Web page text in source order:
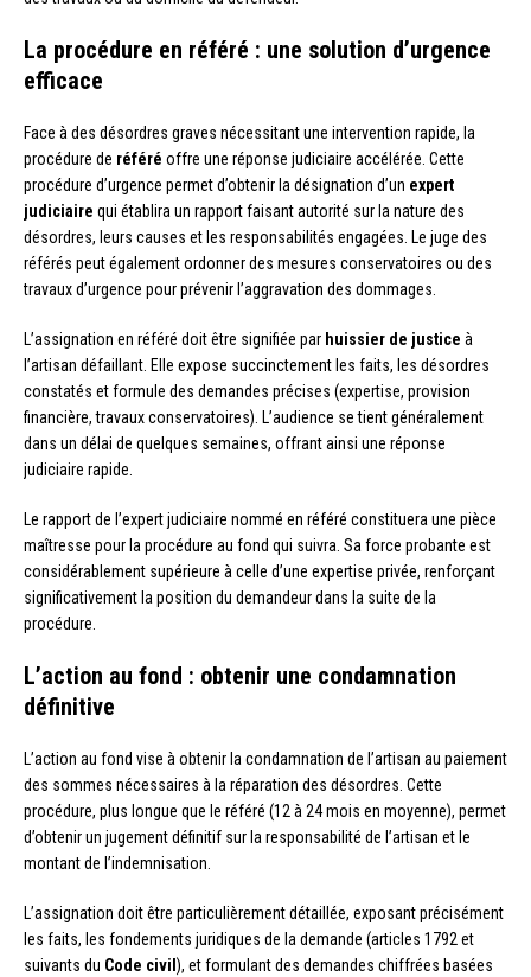
La procédure en référé : une solution d’urgence
efficace
Face à des désordres graves nécessitant une intervention rapide, la
procédure de référé offre une réponse judiciaire accélérée. Cette
procédure d’urgence permet d’obtenir la désignation d’un expert
judiciaire qui établira un rapport faisant autorité sur la nature des
désordres, leurs causes et les responsabilités engagées. Le juge des
référés peut également ordonner des mesures conservatoires ou des
travaux d’urgence pour prévenir l’aggravation des dommages.
L’assignation en référé doit être signifiée par huissier de justice à
l’artisan défaillant. Elle expose succinctement les faits, les désordres
constatés et formule des demandes précises (expertise, provision
financière, travaux conservatoires). L’audience se tient généralement
dans un délai de quelques semaines, offrant ainsi une réponse
judiciaire rapide.
Le rapport de l’expert judiciaire nommé en référé constituera une pièce
maîtresse pour la procédure au fond qui suivra. Sa force probante est
considérablement supérieure à celle d’une expertise privée, renforçant
significativement la position du demandeur dans la suite de la
procédure.
L’action au fond : obtenir une condamnation
définitive
L’action au fond vise à obtenir la condamnation de l’artisan au paiement
des sommes nécessaires à la réparation des désordres. Cette
procédure, plus longue que le référé (12 à 24 mois en moyenne), permet
d’obtenir un jugement définitif sur la responsabilité de l’artisan et le
montant de l’indemnisation.
L’assignation doit être particulièrement détaillée, exposant précisément
les faits, les fondements juridiques de la demande (articles 1792 et
suivants du Code civil ), et formulant des demandes chiffrées basées